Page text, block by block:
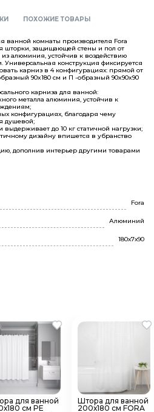
ПОХОЖИЕ ТОВАРЫ
ванной комнаты производителя Fora
шторки, защищающей стены и пол от
алюминия, устойчив к воздействию
Универсальная конструкция фиксируется
карниз в 4 конфигурациях: прямой от
90x180 см и П -образный 90x90x90
карниза для ванной:
металла алюминия, устойчив к
конфигурациях, благодаря чему
душевой;
до 10 кг статичной нагрузки;
дизайну впишется в убранство
дополнив интерьер другими товарами
Fora
Алюминий
180х7х90
для ванной
см PE
Штора для ванной
200х180 см FORA